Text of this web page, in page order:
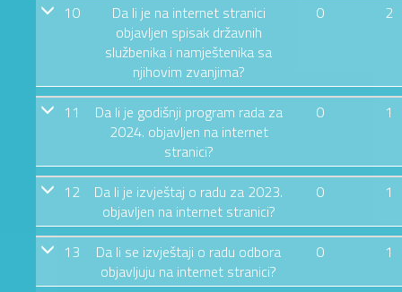
10
Da li je na internet stranici
objavljen spisak državnih
službenika i namještenika sa
njihovim zvanjima?
0 2
11
Da li je godišnji program rada za
2024. objavljen na internet
stranici?
0 1
12
Da li je izvještaj o radu za 2023.
objavljen na internet stranici?
0 1
13
Da li se izvještaji o radu odbora
objavljuju na internet stranici?
0 1